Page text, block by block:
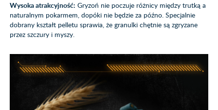
Wysoka atrakcyjność: Gryzoń nie poczuje różnicy między trutką a
naturalnym pokarmem, dopóki nie będzie za późno. Specjalnie
dobrany kształt pelletu sprawia, że granulki chętnie są zgryzane
przez szczury i myszy.